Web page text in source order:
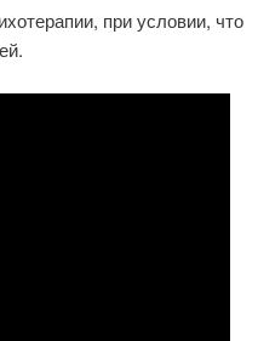
при условии, что